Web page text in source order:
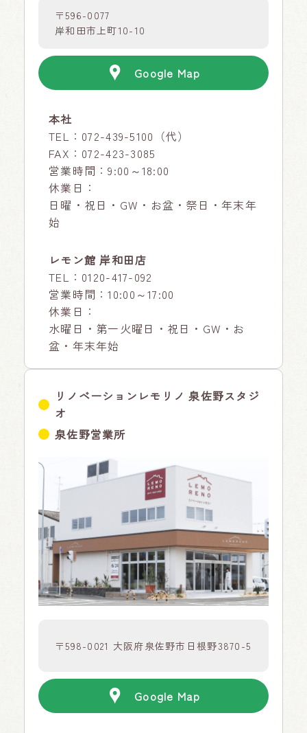
〒596-0077
岸和田市上町10-10
Google Map
本社
TEL： 072-439-5100 （代）
FAX：072-423-3085
営業時間：9:00～18:00
休業日：
日曜・祝日・GW・お盆・祭日・年末年
始
レモン館 岸和田店
TEL： 0120-417-092
営業時間：10:00～17:00
休業日：
水曜日・第一火曜日・祝日・GW・お
盆・年末年始
リノベーションレモリノ 泉佐野スタジ
オ
泉佐野営業所
〒598-0021 大阪府泉佐野市日根野3870-5
Google Map